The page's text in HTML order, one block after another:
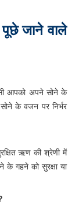
आपको अपने सोने के
के वजन पर निर्भर
ऋण की श्रेणी में
गहने को सुरक्षा या